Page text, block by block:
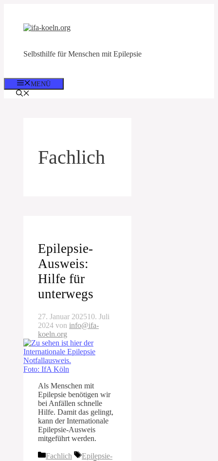
springen
Selbsthilfe für Menschen mit Epilepsie
MENÜ
Fachlich
Epilepsie-
Ausweis:
Hilfe für
unterwegs
27. Januar 202510. Juli
2024 von info@ifa-
koeln.org
Foto: IfA Köln
Als Menschen mit
Epilepsie benötigen wir
bei Anfällen schnelle
Hilfe. Damit das gelingt,
kann der Internationale
Epilepsie-Ausweis
mitgeführt werden.
Kategorien
Fachlich Schlagwörter
Epilepsie-